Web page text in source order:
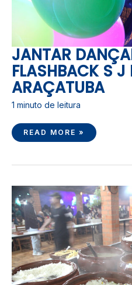
JANTAR
FLASHBACK S J
ARAÇATUBA
1 minuto de leitura
READ MORE »
JANTAR
DANÇANTE
2024
–
FLASHBACK
CAMPINAS
E
REGIÃO